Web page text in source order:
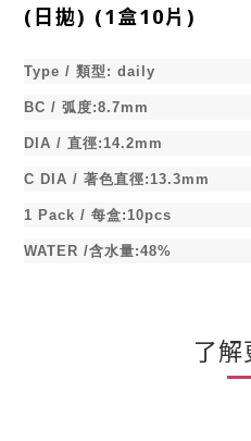
(日拋) (1盒10片)
Type / 類型 : daily
BC / 弧度:8.7mm
DIA / 直徑:14.2mm
C DIA / 著色直徑:13.3mm
1 Pack / 每盒:10pcs
WATER /含水量:48%
了解